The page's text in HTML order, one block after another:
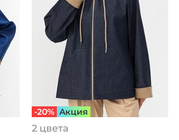
-20% Aкция
2 цвета